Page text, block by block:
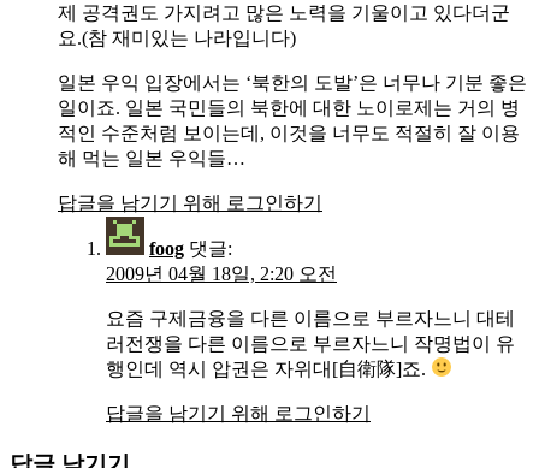
제 공격권도 가지려고 많은 노력을 기울이고 있다더군
요.(참 재미있는 나라입니다)
일본 우익 입장에서는 ‘북한의 도발’은 너무나 기분 좋은
일이죠. 일본 국민들의 북한에 대한 노이로제는 거의 병
적인 수준처럼 보이는데, 이것을 너무도 적절히 잘 이용
해 먹는 일본 우익들…
답글을 남기기 위해 로그인하기
foog 댓글:
2009년 04월 18일, 2:20 오전
요즘 구제금융을 다른 이름으로 부르자느니 대테
러전쟁을 다른 이름으로 부르자느니 작명법이 유
행인데 역시 압권은 자위대[自衛隊]죠.
답글을 남기기 위해 로그인하기